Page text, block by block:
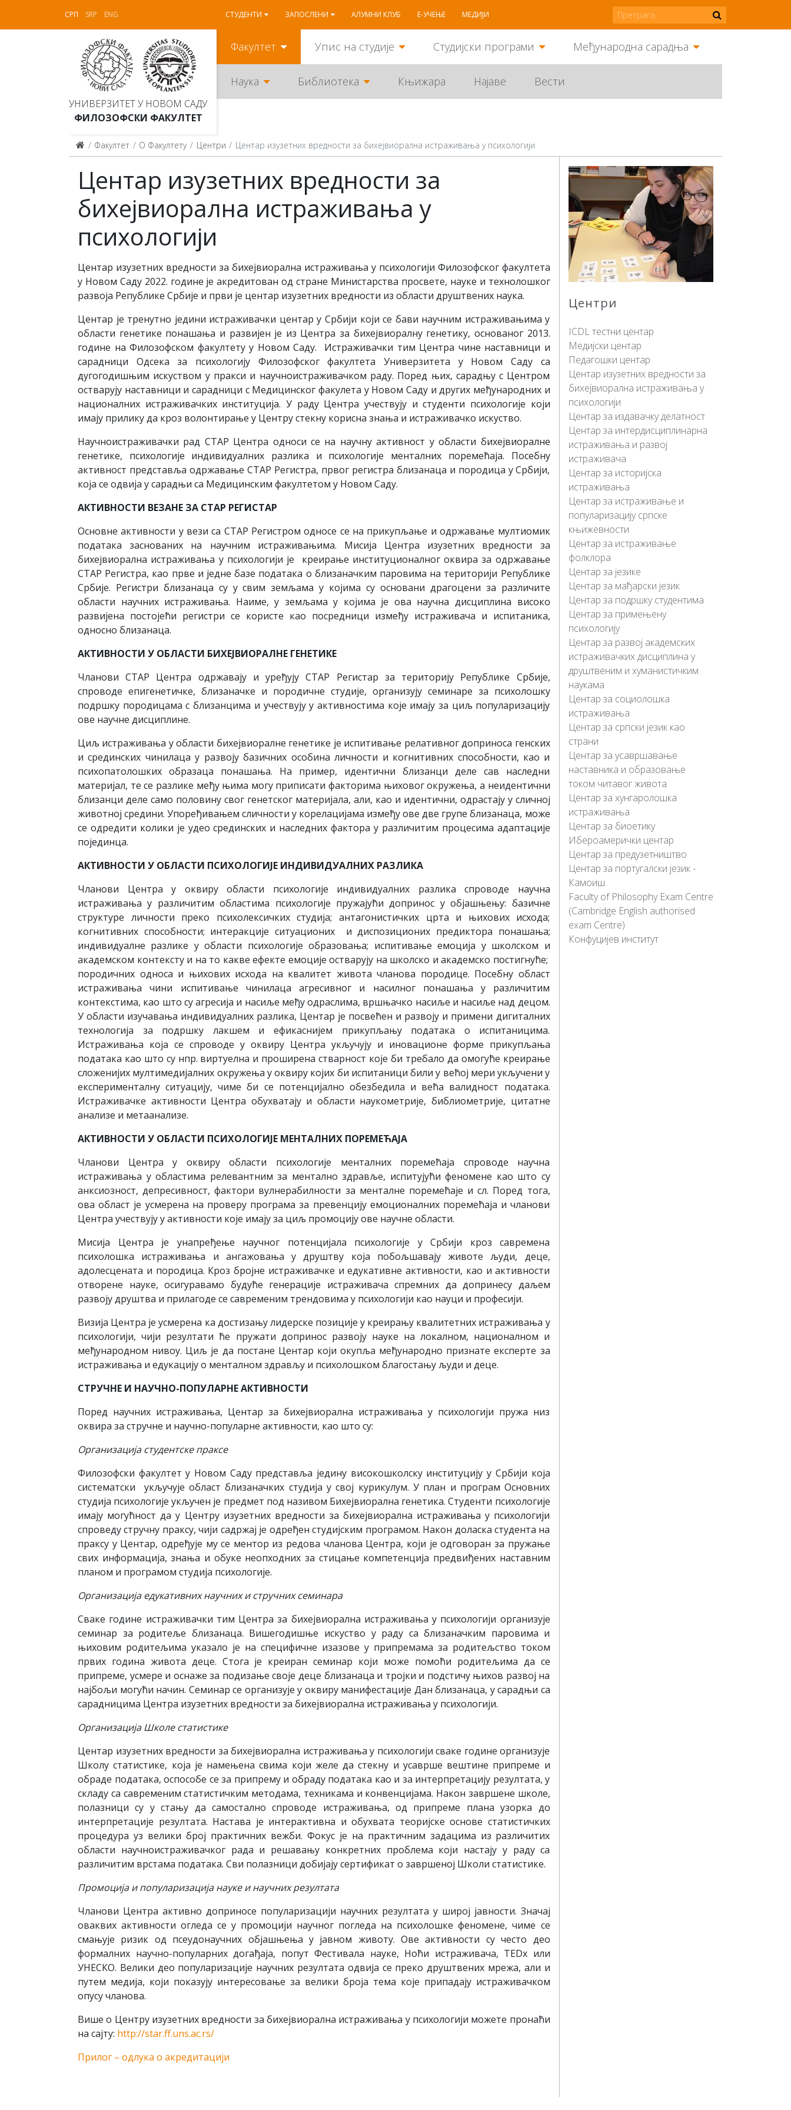
СРП SRP ENG СТУДЕНТИ ЗАПОСЛЕНИ АЛУМНИ КЛУБ Е-УЧЕЊЕ МЕДИЈИ
УНИВЕРЗИТЕТ У НОВОМ САДУ
ФИЛОЗОФСКИ ФАКУЛТЕТ
Факултет Упис на студије Студијски програми Међународна сарадња
Наука Библиотека Књижара Најаве Вести
Факултет О Факултету Центри Центар изузетних вредности за бихејвиорална истраживања у психологији
Центри
ICDL тeстни цeнтaр
Медијски центар
Пeдaгoшки цeнтaр
Центар изузетних вредности за
бихејвиорална истраживања у
психологији
Центар за издавачку делатност
Центар за интердисциплинарна
истраживања и развој
истраживача
Центар за историјска
истраживања
Центар за истраживање и
популаризацију српске
књижевности
Центар за истраживање
фолклора
Цeнтaр зa jeзикe
Цeнтaр зa мaђaрски jeзик
Цeнтaр зa пoдршку студeнтимa
Центар за примењену
психологију
Центар за развој академских
истраживачких дисциплина у
друштвеним и хуманистичким
наукама
Цeнтaр зa сoциoлoшкa
истрaживaњa
Цeнтaр зa српски jeзик кao
стрaни
Цeнтaр зa усaвршaвaњe
нaстaвникa и образовање
током читавог живота
Центар за хунгаролошка
истраживања
Центар за биоетику
Ибероамерички центар
Центар за предузетништво
Центар за португалски језик -
Камоиш
Faculty of Philosophy Exam Centre
(Cambridge English authorised
exam Centre)
Конфуцијев институт
Центар изузетних вредности за
бихејвиорална истраживања у
психологији
Центар изузетних вредности за бихејвиорална истраживања у психологији Филозофског факултета
у Новом Саду 2022. године је акредитован од стране Министарства просвете, науке и технолошког
развоја Републике Србије и први је центар изузетних вредности из области друштвених наука.
Центар је тренутно једини истраживачки центар у Србији који се бави научним истраживањима у
области генетике понашања и развијен је из Центра за бихејвиоралну генетику, основаног 2013.
године на Филозофском факултету у Новом Саду. Истраживачки тим Центра чине наставници и
сарадници Одсека за психологију Филозофског факултета Универзитета у Новом Саду са
дугогодишњим искуством у пракси и научноистраживачком раду. Поред њих, сарадњу с Центром
остварују наставници и сарадници с Медицинског факулета у Новом Саду и других међународних и
националних истраживачких институција. У раду Центра учествују и студенти психологије који
имају прилику да кроз волонтирање у Центру стекну корисна знања и истраживачко искуство.
Научноистраживачки рад СТАР Центра односи се на научну активност у области бихејвиоралне
генетике, психологије индивидуалних разлика и психологије менталних поремећаја. Посебну
активност представља одржавање СТАР Регистра, првог регистра близанаца и породица у Србији,
која се одвија у сарадњи са Медицинским факултетом у Новом Саду.
АКТИВНОСТИ ВЕЗАНЕ ЗА СТАР РЕГИСТАР
Основне активности у вези са СТАР Регистром односе се на прикупљање и одржавање мултиомик
података заснованих на научним истраживањима. Мисија Центра изузетних вредности за
бихејвиорална истраживања у психологији је креирање институционалног оквира за одржавање
СТАР Регистра, као прве и једне базе података о близаначким паровима на територији Републике
Србије. Регистри близанаца су у свим земљама у којима су основани драгоцени за различите
области научних истраживања. Наиме, у земљама у којима је ова научна дисциплина високо
развијена постојећи регистри се користе као посредници између истраживача и испитаника,
односно близанаца.
АКТИВНОСТИ У ОБЛАСТИ БИХЕЈВИОРАЛНЕ ГЕНЕТИКЕ
Чланови СТАР Центра одржавају и уређују СТАР Регистар за територију Републике Србије,
спроводе епигенетичке, близаначке и породичне студије, организују семинаре за психолошку
подршку породицама с близанцима и учествују у активностима које имају за циљ популаризацију
ове научне дисциплине.
Циљ истраживања у области бихејвиоралне генетике је испитивање релативног доприноса генских
и срединских чинилаца у развоју базичних особина личности и когнитивних способности, као и
психопатолошких образаца понашања. На пример, идентични близанци деле сав наследни
материјал, те се разлике међу њима могу приписати факторима њиховог окружења, а неидентични
близанци деле само половину свог генетског материјала, али, као и идентични, одрастају у сличној
животној средини. Упоређивањем сличности у корелацијама између ове две групе близанаца, може
се одредити колики је удео срединских и наследних фактора у различитим процесима адаптације
појединца.
АКТИВНОСТИ У ОБЛАСТИ ПСИХОЛОГИЈЕ ИНДИВИДУАЛНИХ РАЗЛИКА
Чланови Центра у оквиру области психологије индивидуалних разлика спроводе научна
истраживања у различитим областима психологије пружајући допринос у објашњењу: базичне
структуре личности преко психолексичких студија; антагонистичких црта и њихових исхода;
когнитивних способности; интеракције ситуационих и диспозиционих предиктора понашања;
индивидуалне разлике у области психологије образовања; испитивање емоција у школском и
академском контексту и на то какве ефекте емоције остварују на школско и академско постигнуће;
породичних односа и њихових исхода на квалитет живота чланова породице. Посебну област
истраживања чини испитивање чинилаца агресивног и насилног понашања у различитим
контекстима, као што су агресија и насиље међу одраслима, вршњачко насиље и насиље над децом.
У области изучавања индивидуалних разлика, Центар је посвећен и развоју и примени дигиталних
технологија за подршку лакшем и ефикаснијем прикупљању података о испитаницима.
Истраживања која се спроводе у оквиру Центра укључују и иновационе форме прикупљања
података као што су нпр. виртуелна и проширена стварност које би требало да омогуће креирање
сложенијих мултимедијалних окружења у оквиру којих би испитаници били у већој мери укључени у
експерименталну ситуацију, чиме би се потенцијално обезбедила и већа валидност података.
Истраживачке активности Центра обухватају и области наукометрије, библиометрије, цитатне
анализе и метаанализе.
АКТИВНОСТИ У ОБЛАСТИ ПСИХОЛОГИЈЕ МЕНТАЛНИХ ПОРЕМЕЋАЈА
Чланови Центра у оквиру области психологије менталних поремећаја спроводе научна
истраживања у областима релевантним за ментално здравље, испитујући феномене као што су
анксиозност, депресивност, фактори вулнерабилности за менталне поремећаје и сл. Поред тога,
ова област је усмерена на проверу програма за превенцију емоционалних поремећаја и чланови
Центра учествују у активности које имају за циљ промоцију ове научне области.
Мисија Центра је унапређење научног потенцијала психологије у Србији кроз савремена
психолошка истраживања и ангажовања у друштву која побољшавају животе људи, деце,
адолесцената и породица. Кроз бројне истраживачке и едукативне активности, као и активности
отворене науке, осигуравамо будуће генерације истраживача спремних да допринесу даљем
развоју друштва и прилагоде се савременим трендовима у психологији као науци и професији.
Визија Центра је усмерена ка достизању лидерске позиције у креирању квалитетних истраживања у
психологији, чији резултати ће пружати допринос развоју науке на локалном, националном и
међународном нивоу. Циљ је да постане Центар који окупља међународно признате експерте за
истраживања и едукацију о менталном здрављу и психолошком благостању људи и деце.
СТРУЧНЕ И НАУЧНО-ПОПУЛАРНЕ АКТИВНОСТИ
Поред научних истраживања, Центар за бихејвиорална истраживања у психологији пружа низ
оквира за стручне и научно-популарне активности, као што су:
Организација студентске праксе
Филозофски факултет у Новом Саду представља једину високошколску институцију у Србији која
систематски укључује област близаначких студија у свој курикулум. У план и програм Основних
студија психологије укључен је предмет под називом Бихејвиорална генетика. Студенти психологије
имају могућност да у Центру изузетних вредности за бихејвиорална истраживања у психологији
спроведу стручну праксу, чији садржај је одређен студијским програмом. Након доласка студента на
праксу у Центар, одређује му се ментор из редова чланова Центра, који је одговоран за пружање
свих информација, знања и обуке неопходних за стицање компетенција предвиђених наставним
планом и програмом студија психологије.
Организација едукативних научних и стручних семинара
Сваке године истраживачки тим Центра за бихејвиорална истраживања у психологији организује
семинар за родитеље близанаца. Вишегодишње искуство у раду са близаначким паровима и
њиховим родитељима указало је на специфичне изазове у припремама за родитељство током
првих година живота деце. Стога је креиран семинар који може помоћи родитељима да се
припреме, усмере и оснаже за подизање своје деце близанаца и тројки и подстичу њихов развој на
најбољи могући начин. Семинар се организује у оквиру манифестације Дан близанаца, у сарадњи са
сарадницима Центра изузетних вредности за бихејвиорална истраживања у психологији.
Организација Школе статистике
Центар изузетних вредности за бихејвиорална истраживања у психологији сваке године организује
Школу статистике, која је намењена свима који желе да стекну и усаврше вештине припреме и
обраде података, оспособе се за припрему и обраду података као и за интерпретацију резултата, у
складу са савременим статистичким методама, техникама и конвенцијама. Након завршене школе,
полазници су у стању да самостално спроводе истраживања, од припреме плана узорка до
интерпретације резултата. Настава је интерактивна и обухвата теоријске основе статистичких
процедура уз велики број практичних вежби. Фокус је на практичним задацима из различитих
области научноистраживачког рада и решавању конкретних проблема који настају у раду са
различитим врстама података. Сви полазници добијају сертификат о завршеној Школи статистике.
Промоција и популаризација науке и научних резултата
Чланови Центра активно доприносе популаризацији научних резултата у широј јавности. Значај
оваквих активности огледа се у промоцији научног погледа на психолошке феномене, чиме се
смањује ризик од псеудонаучних објашњења у јавном животу. Ове активности су често део
формалних научно-популарних догађаја, попут Фестивала науке, Ноћи истраживача, TEDx или
УНЕСКО. Велики део популаризације научних резултата одвија се преко друштвених мрежа, али и
путем медија, који показују интересовање за велики броја тема које припадају истраживачком
опусу чланова.
Више о Центру изузетних вредности за бихејвиорална истраживања у психологији можете пронаћи
на сајту: http://star.ff.uns.ac.rs/
Прилог – одлука о акредитацији